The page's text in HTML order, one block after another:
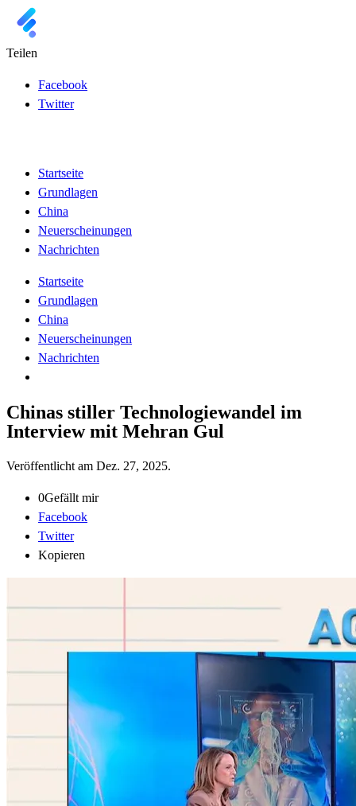
Teilen
Facebook
Twitter
Startseite
Grundlagen
China
Neuerscheinungen
Nachrichten
Startseite
Grundlagen
China
Neuerscheinungen
Nachrichten
Chinas stiller Technologiewandel im
Interview mit Mehran Gul
Veröffentlicht am Dez. 27, 2025.
0Gefällt mir
Facebook
Twitter
Kopieren